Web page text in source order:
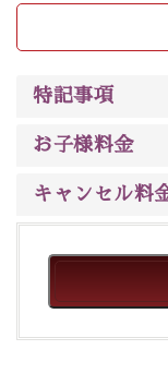
特記事項
お子様料金
キャンセル料